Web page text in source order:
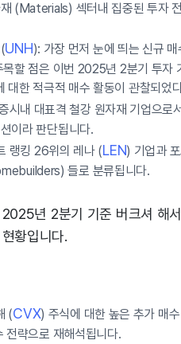
(Materials) 섹터내 집중된 투자
UNH): 가장 먼저 눈에 띄는 신규
목할 점은 이번 2025년 2분기 투자
대한 적극적 매수 활동이 관찰되었
시내 대표격 철강 원자재 기업으로
이라 판단됩니다.
랭킹 26위의 레나 (LEN) 기업과
들로 분류됩니다.
년 2분기 기준 버크셔 해
황입니다.
(CVX) 주식에 대한 높은 추가 매
전략으로 재해석됩니다.